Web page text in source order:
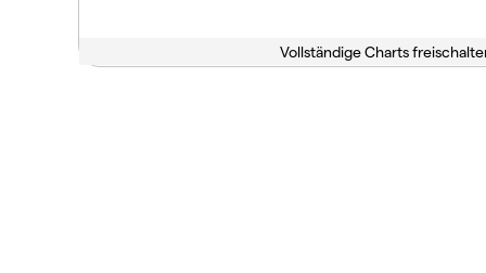
Vollständige Charts